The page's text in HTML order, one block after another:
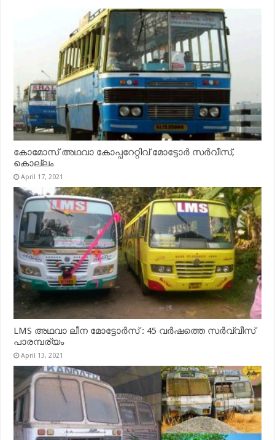
കോമോസ് അഥവാ കോപ്പറേറ്റിവ് മോട്ടോര്‍ സര്‍വീസ്,
കൊല്ലം
April 17, 2021
LMS അഥവാ ലീന മോട്ടോർസ് : 45 വർഷത്തെ സർവ്വീസ്
പാരമ്പര്യം
April 13, 2021